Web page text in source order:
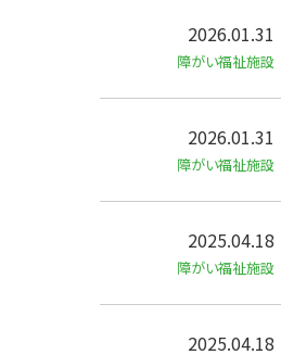
2026.01.31
障がい福祉施設
2026.01.31
障がい福祉施設
2025.04.18
障がい福祉施設
2025.04.18